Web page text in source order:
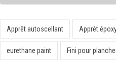
Apprêt autoscellant Apprêt
eurethane paint Fini pour